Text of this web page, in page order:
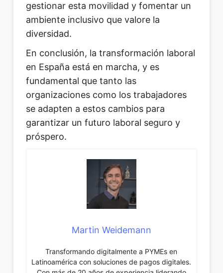
gestionar esta movilidad y fomentar un
ambiente inclusivo que valore la
diversidad.
En conclusión, la transformación laboral
en España está en marcha, y es
fundamental que tanto las
organizaciones como los trabajadores
se adapten a estos cambios para
garantizar un futuro laboral seguro y
próspero.
Martin Weidemann
Transformando digitalmente a PYMEs en
Latinoamérica con soluciones de pagos digitales.